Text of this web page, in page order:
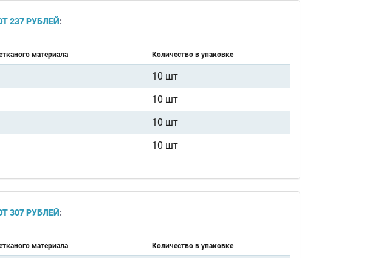
237 РУБЛЕЙ:
материала Количество в упаковке
10 шт
10 шт
10 шт
10 шт
307 РУБЛЕЙ:
материала Количество в упаковке